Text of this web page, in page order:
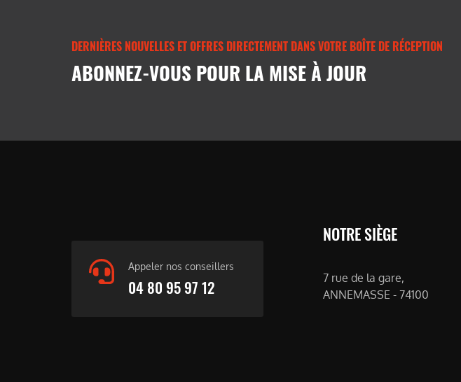
DERNIÈRES NOUVELLES ET OFFRES DIRECTEMENT DANS VOTRE BOÎTE DE RÉCEPTION
ABONNEZ-VOUS POUR LA MISE À JOUR
Appeler nos conseillers
04 80 95 97 12
NOTRE SIÈGE
7 rue de la gare,
ANNEMASSE - 74100